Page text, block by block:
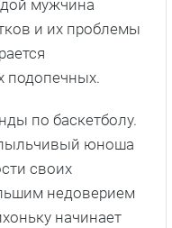
мужчина
и их проблемы
подопечных.
по баскетболу.
юноша
своих
недоверием
начинает